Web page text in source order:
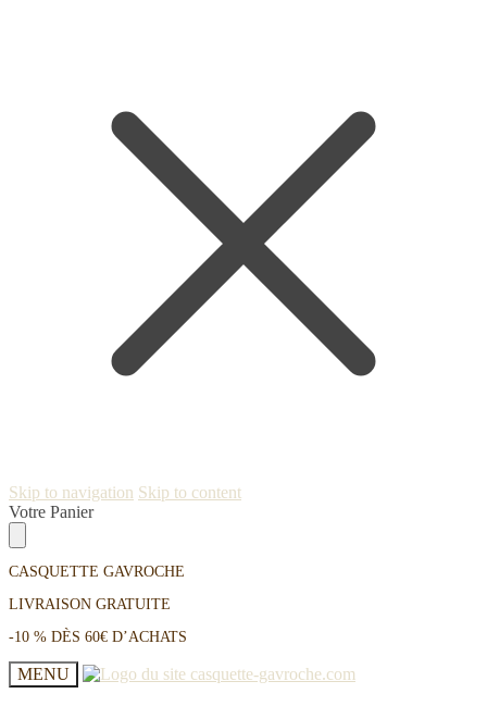
Skip to navigation Skip to content
Votre Panier
CASQUETTE GAVROCHE
LIVRAISON GRATUITE
-10 % DÈS 60€ D’ACHATS
MENU